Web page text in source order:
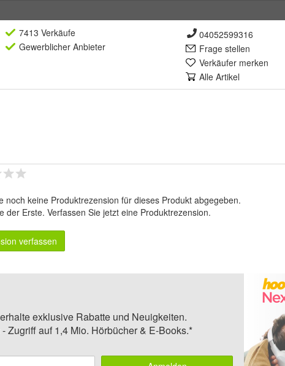
7413 Verkäufe
Gewerblicher Anbieter
04052599316
Frage stellen
Verkäufer merken
Alle Artikel
noch keine Produktrezension für dieses Produkt abgegeben.
der Erste. Verfassen Sie jetzt eine Produktrezension.
verfassen
exklusive Rabatte und Neuigkeiten.
Zugriff auf 1,4 Mio. Hörbücher & E-Books.*